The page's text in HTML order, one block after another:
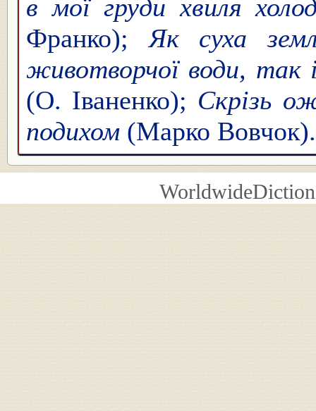
в мої груди хвиля
Франко); Як суха
животворчої води, так
(О. Іваненко); Скрізь
подихом (Марко